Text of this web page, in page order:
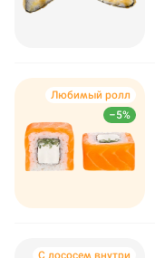
–5%
Любимый ролл
С лососем внутри